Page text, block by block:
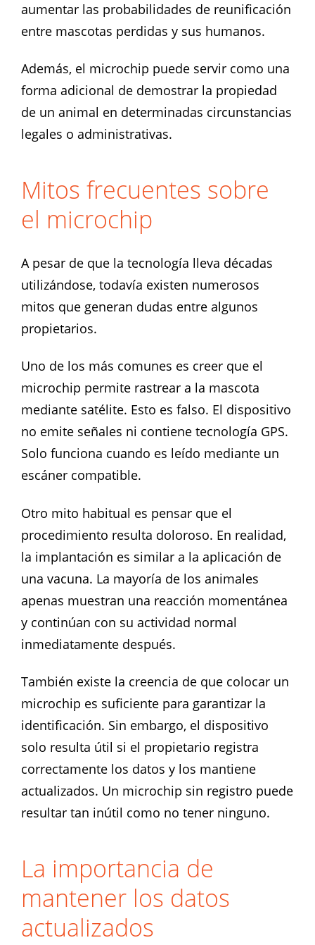
aumentar las probabilidades de reunificación
entre mascotas perdidas y sus humanos.
Además, el microchip puede servir como una
forma adicional de demostrar la propiedad
de un animal en determinadas circunstancias
legales o administrativas.
Mitos frecuentes sobre
el microchip
A pesar de que la tecnología lleva décadas
utilizándose, todavía existen numerosos
mitos que generan dudas entre algunos
propietarios.
Uno de los más comunes es creer que el
microchip permite rastrear a la mascota
mediante satélite. Esto es falso. El dispositivo
no emite señales ni contiene tecnología GPS.
Solo funciona cuando es leído mediante un
escáner compatible.
Otro mito habitual es pensar que el
procedimiento resulta doloroso. En realidad,
la implantación es similar a la aplicación de
una vacuna. La mayoría de los animales
apenas muestran una reacción momentánea
y continúan con su actividad normal
inmediatamente después.
También existe la creencia de que colocar un
microchip es suficiente para garantizar la
identificación. Sin embargo, el dispositivo
solo resulta útil si el propietario registra
correctamente los datos y los mantiene
actualizados. Un microchip sin registro puede
resultar tan inútil como no tener ninguno.
La importancia de
mantener los datos
actualizados